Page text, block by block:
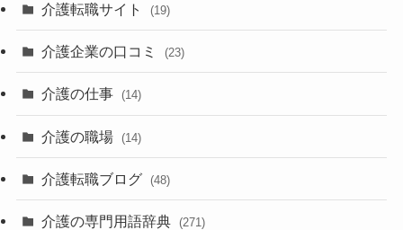
介護転職サイト (19)
介護企業の口コミ (23)
介護の仕事 (14)
介護の職場 (14)
介護転職ブログ (48)
介護の専門用語辞典 (271)